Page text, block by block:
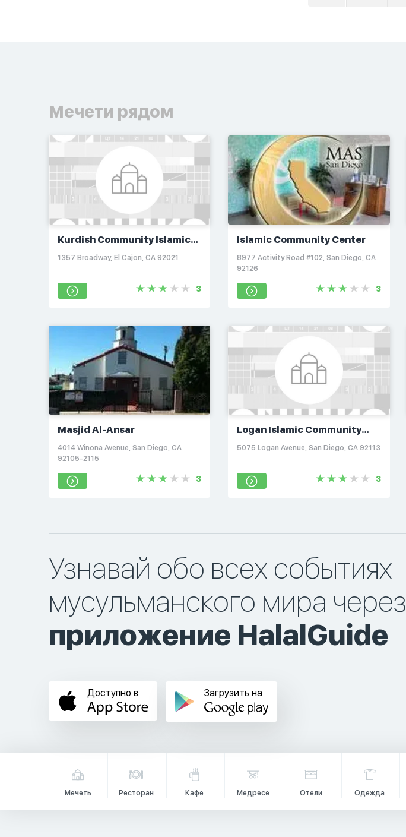
Мечети рядом
Kurdish Community Islamic
Center of Greater San Diego
1357 Broadway, El Cajon, CA 92021
3
Islamic Community Center
8977 Activity Road #102, San Diego, CA
92126
3
Masjid Al-Ansar
4014 Winona Avenue, San Diego, CA
92105-2115
3
Logan Islamic Community
Center (LICC)
5075 Logan Avenue, San Diego, CA 92113
3
Узнавай обо всех событиях
мусульманского мира через
приложение HalalGuide
Доступно в Загрузить на
Мечеть Ресторан Кафе Медресе Отели Одежда